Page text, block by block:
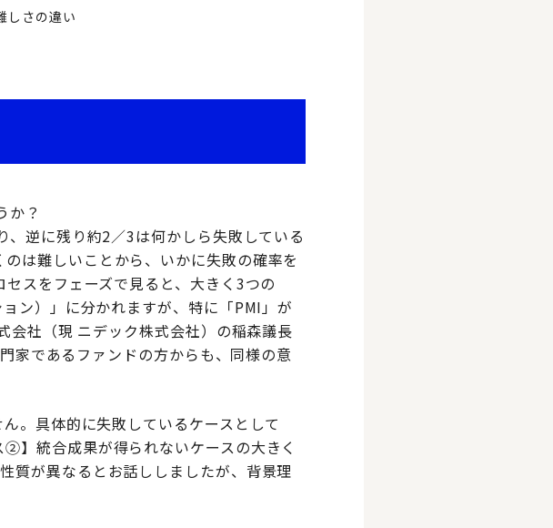
しさの違い
か？
逆に残り約2／3は何かしら失敗している
は難しいことから、いかに失敗の確率を
スをフェーズで見ると、大きく3つの
ン）」に分かれますが、特に「PMI」が
会社（現 ニデック株式会社）の稲森議長
家であるファンドの方からも、同様の意
。具体的に失敗しているケースとして
】統合成果が得られないケースの大きく
質が異なるとお話ししましたが、背景理